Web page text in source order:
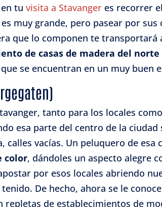
en tuvisita a Stavanger es recorrer
muy grande, pero pasear por
que lo componen te
de casas de madera del norte
se encuentran en un muy buen
tanto para los locales
esa parte del centro de la
calles vacías. Un peluquero de
color, dándoles un aspecto alegre
por esos locales abriendo
De hecho, ahora se le
de establecimientos de